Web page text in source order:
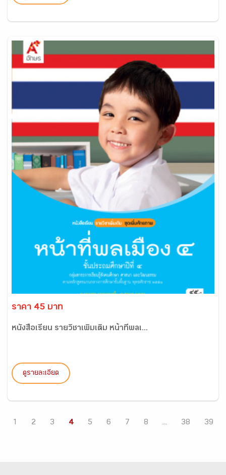
ราคา 45 บาท
หนังสือเรียน รายวิชาเพิ่มเติม หน้าที่พลเ...
ดูรายละเอียด
1 2 3 4 5 6 7 8 ... 38 39